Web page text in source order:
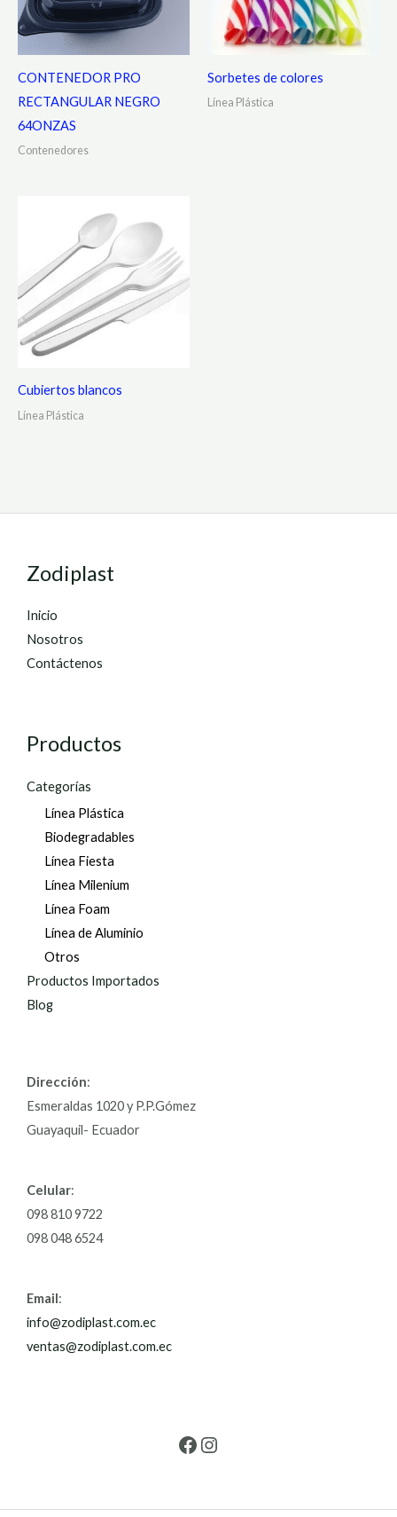
CONTENEDOR PRO
RECTANGULAR NEGRO
64ONZAS
Contenedores
Sorbetes de colores
Línea Plástica
Cubiertos blancos
Línea Plástica
Zodiplast
Inicio
Nosotros
Contáctenos
Productos
Categorías
Línea Plástica
Biodegradables
Línea Fiesta
Línea Milenium
Línea Foam
Línea de Aluminio
Otros
Productos Importados
Blog
Dirección:
Esmeraldas 1020 y P.P.Gómez
Guayaquil- Ecuador
Celular:
098 810 9722
098 048 6524
Email:
info@zodiplast.com.ec
ventas@zodiplast.com.ec